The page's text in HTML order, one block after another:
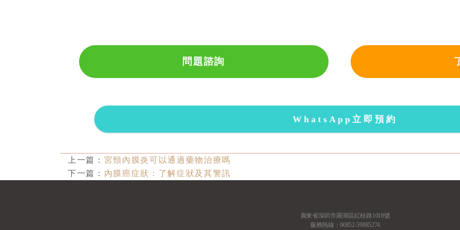
問題諮詢
WhatsApp立即預約
上一篇： 宮頸內膜炎可以通過藥物治療嗎
下一篇： 內膜癌症狀：了解症狀及其警訊
廣東省深圳市羅湖區紅桂路1018號
服務熱線：00852-59885274